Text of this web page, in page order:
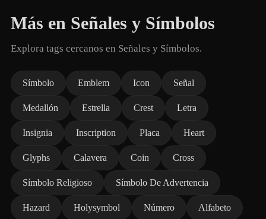
Más en Señales y Símbolos
Explora tags cercanos en Señales y Símbolos.
Símbolo Emblem Icon Señal
Medallón Estrella Crest Letra
Insignia Inscription Placa Heart
Glyphs Calavera Coin Cross
Símbolo Religioso Símbolo De Advertencia
Hazard Holysymbol Número Alfabeto